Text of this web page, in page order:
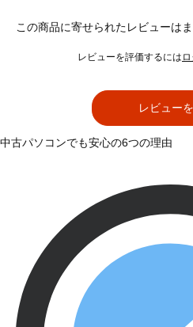
この商品に寄せられたレビューはま
レビューを評価するには
レビュー
中古パソコンでも安心の6つの理由